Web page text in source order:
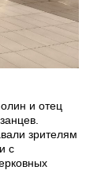
и отец
зрителям
с